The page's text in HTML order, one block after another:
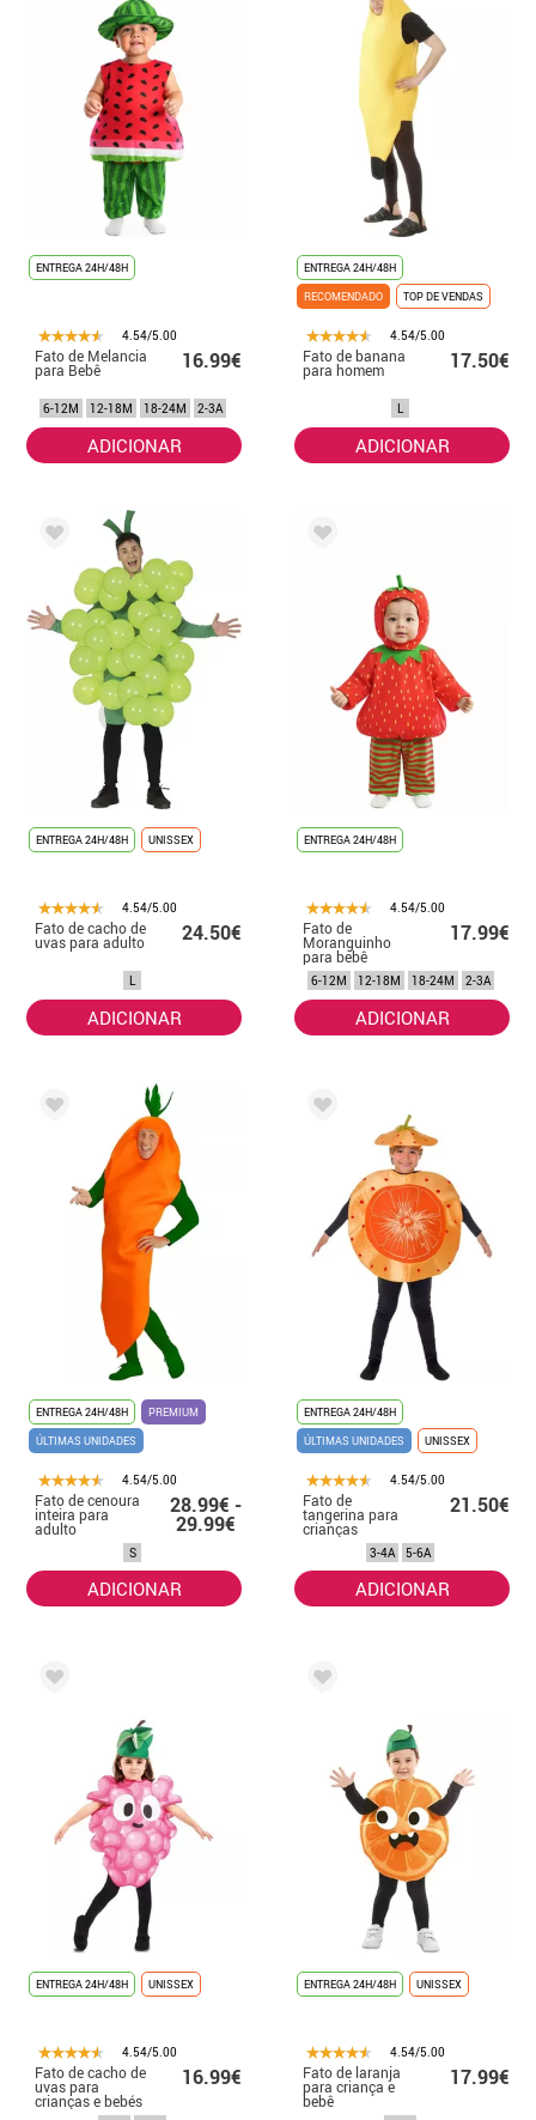
ENTREGA 24H/48H
4.54/5.00
Fato de Melancia
para Bebê 16.99€
6-12M 12-18M 18-24M 2-3A
ADICIONAR
ENTREGA 24H/48H
RECOMENDADO
TOP DE VENDAS
4.54/5.00
Fato de banana
para homem 17.50€
L
ADICIONAR
ENTREGA 24H/48H UNISSEX
4.54/5.00
Fato de cacho de
uvas para adulto 24.50€
L
ADICIONAR
ENTREGA 24H/48H
4.54/5.00
Fato de
Moranguinho
para bebê
17.99€
6-12M 12-18M 18-24M 2-3A
ADICIONAR
ENTREGA 24H/48H
PREMIUM
ÚLTIMAS UNIDADES
4.54/5.00
Fato de cenoura
inteira para
adulto
28.99€ -
29.99€
S
ADICIONAR
ENTREGA 24H/48H
ÚLTIMAS UNIDADES
UNISSEX
4.54/5.00
Fato de
tangerina para
crianças
21.50€
3-4A 5-6A
ADICIONAR
ENTREGA 24H/48H UNISSEX
4.54/5.00
Fato de cacho de
uvas para
crianças e bebés
16.99€
ENTREGA 24H/48H UNISSEX
4.54/5.00
Fato de laranja
para criança e
bebê
17.99€